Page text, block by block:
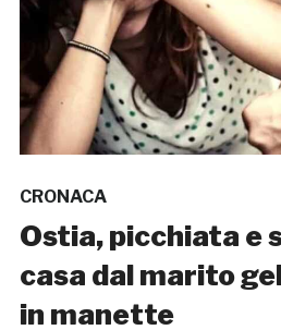
CRONACA
Ostia, picchiata e
casa dal marito
in manette